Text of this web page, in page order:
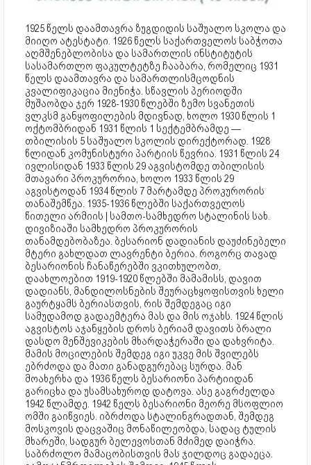
1925 წელს დაამთავრა ზუგდიდის საშუალო სკოლა და
მიიღო ატესტატი. 1926 წელს საქართველოს საბჭოთა
აღმშენებლობისა და სამართლის ინსტიტუტის
სასამართლო ფაკულტეტზე ჩააბარა, რომელიც 1931
წელს დაამთავრა და სამართლისმცოდნის
კვალიფიკაცია მიენიჭა. სწავლის პერიოდში
მუშაობდა ჯერ 1928-1930 წლებში ზემო სვანეთის
ვლკსმ განყოფილების მდივნად, ხოლო 1930 წლის 1
ოქტომბრიდან 1931 წლის 1 სექტემბრამდე ––
თბილისის 5 საშუალო სკოლის დირექტორად. 1928
წლიდან კომუნისტური პარტიის წევრია. 1931 წლის 24
ივლისიდან 1933 წლის 29 აგვისტომდე თბილისის
მთავარი პროკურორია, ხოლო 1933 წლის 29
აგვისტოდან 1934 წლის 7 მარტამდე პროკურორის
თანაშემწეა. 1935-1936 წლებში საქართველოს
წითელი არმიის | სამთო-სამხედრო სტალინის სახ.
დივიზიაში სამხედრო პროკურორის
თანამდებობაზეა. ბესარიონ დადიანის დაუძინებელი
მტერი გახლდათ ლავრენტი ბერია. როგორც თავად
ბესარიონის ჩანაწერებში ვკითხულობთ,
დაახლოებით 1919-1920 წლებში მამამისს, დავით
დადიანს, მანდილოსნების შეურაცხყოფისთვის ხელი
გაურტყამს ბერიასთვის, რის შემდეგაც იგი
სამუდამოდ გადაემტერა მას და მის ოჯახს. 1924 წლის
აგვისტოს აჯანყების დროს ბერიამ დავითს ბრალი
დასდო მენშევიკების მხარდაჭერაში და დახვრიტა.
მამის მოცილების შემდეგ იგი უკვე მის შვილებს
ებრძოდა და მათი განადგურებაც სურდა. მან
მოახერხა და 1936 წელს ბესარიონი პარტიიდან
გარიცხა და უსამსახუროდ დატოვა. ასე გაგრძელდა
1942 წლამდე. 1942 წელს ბესარიონი მეორე მსოფლიო
ომში გაიწვიეს. იბრძოდა სტალინგრადთან, შემდეგ
მოსკოვის დაცვაშიც მონაწილეობდა, სადაც ტულის
მხარეში, სადგურ ბელევოსთან მძიმედ დაიჭრა.
საბრძოლო მამაცობისთვის მას ჯილდოც გადაეცა.